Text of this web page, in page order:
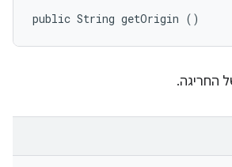
public String getOrigin ()
החריגה.